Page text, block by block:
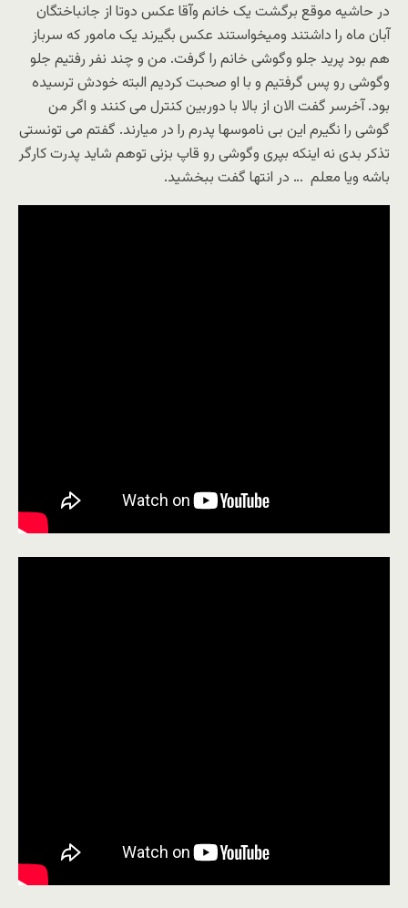
در حاشیه موقع برگشت یک خانم وآقا عکس دوتا از جانباختگان
آبان ماه را داشتند ومیخواستند عکس بگیرند یک مامور که سرباز
هم بود پرید جلو وگوشی خانم را گرفت. من و چند نفر رفتیم جلو
وگوشی رو پس گرفتیم و با او صحبت کردیم البته خودش ترسیده
بود. آخرسر گفت الان از بالا با دوربین کنترل می کنند و اگر من
گوشی را نگیرم این بی ناموسها پدرم را در میارند. گفتم می تونستی
تذکر بدی نه اینکه بپری وگوشی رو قاپ بزنی توهم شاید پدرت کارگر
باشه ویا معلم … در انتها گفت ببخشید.